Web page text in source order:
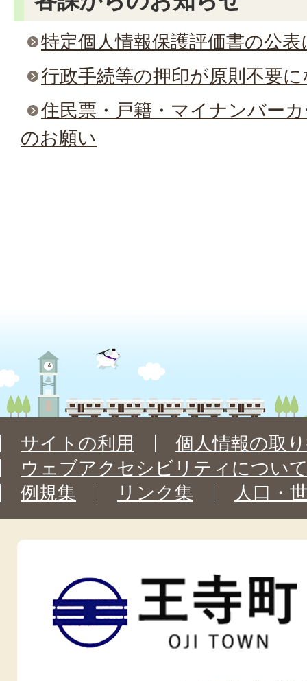
特定個人情報保護評価書の公
行政手続等の押印が原則不要
住民票・戸籍・マイナンバー
のお願い
サイトの利用
個人情報の取
ウェブアクセシビリティについ
例規集
リンク集 人口・
王
寺
町